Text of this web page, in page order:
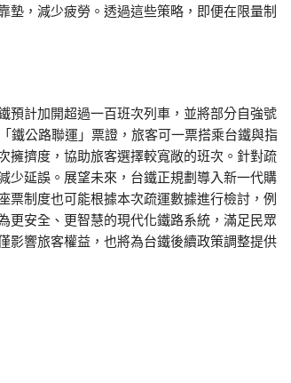
，減少疲勞。透過這些策略，即便在限量制
預計加開超過一百班次列車，並將部分自強號
鐵公路聯運」票證，旅客可一票搭乘台鐵與指
擁擠度，協助旅客選擇較寬敞的班次。針對疏
少延誤。展望未來，台鐵正規劃導入新一代購
制度也可能根據本次疏運數據進行檢討，例
更安全、更智慧的現代化鐵路系統，滿足民眾
影響旅客權益，也將為台鐵後續政策調整提供